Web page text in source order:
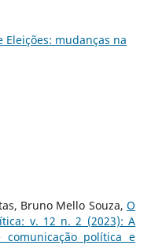
Eleições: mudanças na
Bruno Mello Souza,O
v. 12 n. 2 (2023): A
política e